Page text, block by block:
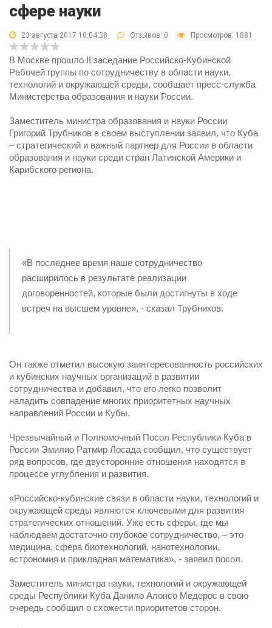
сфере науки
23 августа 2017 10:04:38 Отзывов: 0 Просмотров: 1881
В Москве прошло II заседание Российско-Кубинской
Рабочей группы по сотрудничеству в области науки,
технологий и окружающей среды, сообщает пресс-служба
Министерства образования и науки России.
Заместитель министра образования и науки России
Григорий Трубников в своем выступлении заявил, что Куба
– стратегический и важный партнер для России в области
образования и науки среди стран Латинской Америки и
Карибского региона.
«В последнее время наше сотрудничество
расширилось в результате реализации
договоренностей, которые были достигнуты в ходе
встреч на высшем уровне», - сказал Трубников.
Он также отметил высокую заинтересованность российских
и кубинских научных организаций в развитии
сотрудничества и добавил, что его легко позволит
наладить совпадение многих приоритетных научных
направлений России и Кубы.
Чрезвычайный и Полномочный Посол Республики Куба в
России Эмилио Ратмир Лосада сообщил, что существует
ряд вопросов, где двусторонние отношения находятся в
процессе углубления и развития.
«Российско-кубинские связи в области науки, технологий и
окружающей среды являются ключевыми для развития
стратегических отношений. Уже есть сферы, где мы
наблюдаем достаточно глубокое сотрудничество, – это
медицина, сфера биотехнологий, нанотехнологии,
астрономия и прикладная математика», - заявил посол.
Заместитель министра науки, технологий и окружающей
среды Республики Куба Данило Алонсо Медерос в свою
очередь сообщил о схожести приоритетов сторон.